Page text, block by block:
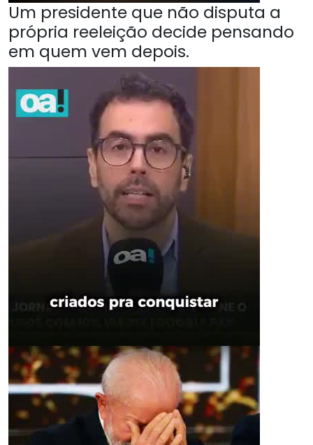
Um presidente que não disputa a
própria reeleição decide pensando
em quem vem depois.